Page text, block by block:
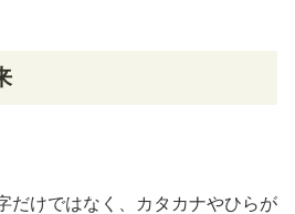
だけではなく、カタカナやひらが